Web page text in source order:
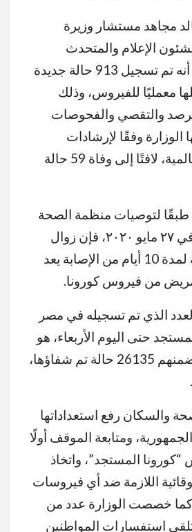
مجاهد مستشار وزيرة
الإعلام والمتحدث
الرسمي للوزارة، أنه تم تسجيل 913 حالة جديدة
معمليًا للفيروس، وذلك
والتقصي والفحوصات
الوزارة وفقًا لإرشادات
منظمة الصحة العالمية، لافتًا إلى وفاة 59 حالة
طبقًا لتوصيات منظمة الصحة
العالمية الصادرة في ٢٧ مايو ٢٠٢٠، فإن زوال
الأعراض المرضية لمدة 10 أيام من الإصابة يعد
من فيروس كورونا.
الذي تم تسجيله في مصر
حتى اليوم الأربعاء، هو
84843 حالة من ضمنهم 26135 حالة تم شفاؤها،
والسكان رفع استعداداتها
ومتابعة الموقف أولًا
المستجد”، واتخاذ
اللازمة ضد أي فيروسات
كما خصصت الوزارة عدد من
استفسارات المواطنين